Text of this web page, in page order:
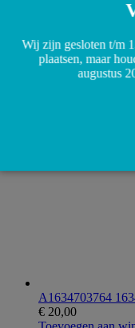
A1638600605
Achterdeur€
Toevoegen aan
A1634703764
€ 20,00
Wij zijn gesloten t/m
plaatsen, maar
augustus